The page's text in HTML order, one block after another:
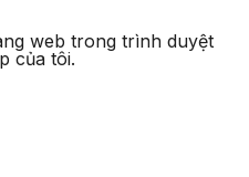
web trong trình duyệt
của tôi.